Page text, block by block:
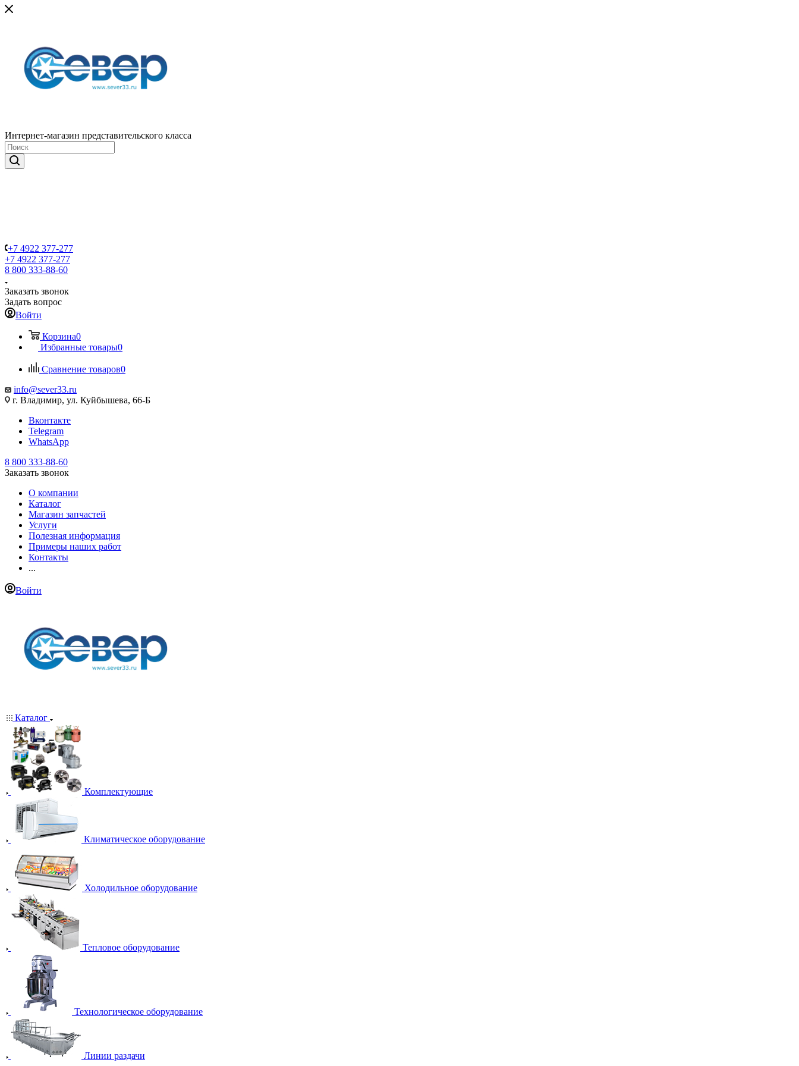
Интернет-магазин представительского класса
+7 4922 377-277
+7 4922 377-277
8 800 333-88-60
Заказать звонок
Задать вопрос
Войти
Корзина0
Избранные товары0
Сравнение товаров0
info@sever33.ru
г. Владимир, ул. Куйбышева, 66-Б
Вконтакте
Telegram
WhatsApp
8 800 333-88-60
Заказать звонок
О компании
Каталог
Магазин запчастей
Услуги
Полезная информация
Примеры наших работ
Контакты
...
Войти
Каталог
Комплектующие
Климатическое оборудование
Холодильное оборудование
Тепловое оборудование
Технологическое оборудование
Линии раздачи